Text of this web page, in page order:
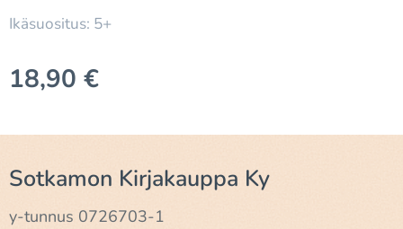
Ikäsuositus: 5+
18,90 €
Sotkamon Kirjakauppa Ky
y-tunnus 0726703-1